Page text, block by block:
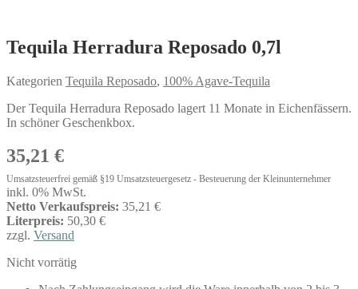
Tequila Herradura Reposado 0,7l
Kategorien Tequila Reposado, 100% Agave-Tequila
Der Tequila Herradura Reposado lagert 11 Monate in Eichenfässern.
In schöner Geschenkbox.
35,21 €
Umsatzsteuerfrei gemäß §19 Umsatzsteuergesetz - Besteuerung der Kleinunternehmer
inkl. 0% MwSt.
Netto Verkaufspreis: 35,21 €
Literpreis: 50,30 €
zzgl. Versand
Nicht vorrätig